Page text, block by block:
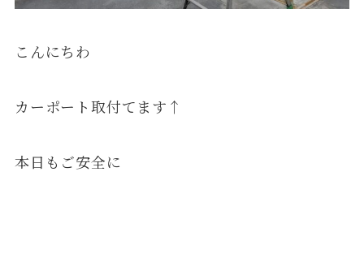
こんにちわ
カーポート取付てます↑
本日もご安全に